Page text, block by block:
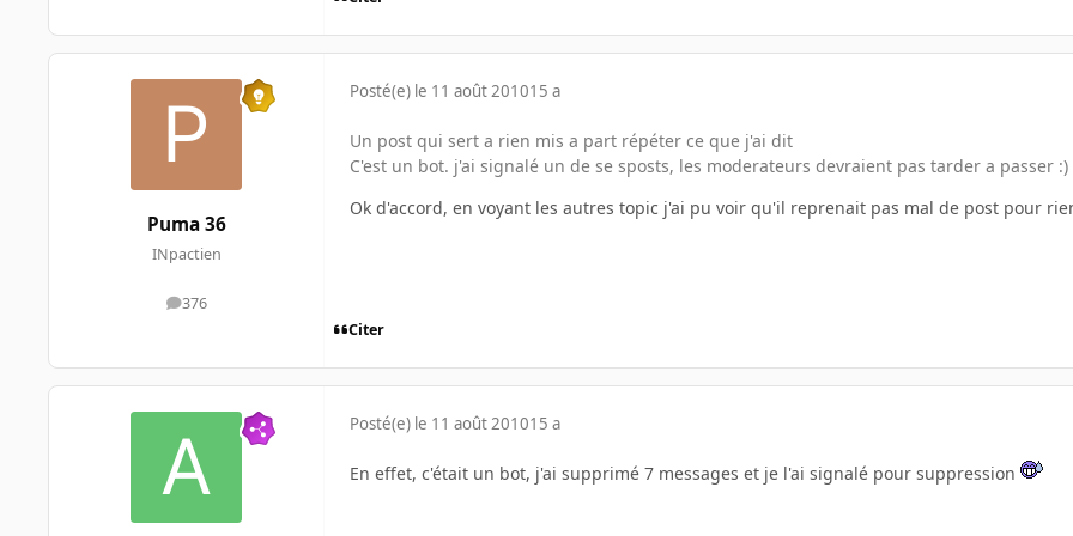
Puma 36
INpactien
376
messages
Posté(e) le 11 août 201015 a
Un post qui sert a rien mis a part répéter ce que j'ai dit
C'est un bot. j'ai signalé un de se sposts, les moderateurs devraient pas tarder a passer :)
Ok d'accord, en voyant les autres topic j'ai pu voir qu'il reprenait pas mal de post pour
Citer
Posté(e) le 11 août 201015 a
En effet, c'était un bot, j'ai supprimé 7 messages et je l'ai signalé pour suppression